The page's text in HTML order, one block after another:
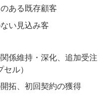
ある既存顧客
い見込み客
係維持・深化、追加受注
セル）
拓、初回契約の獲得